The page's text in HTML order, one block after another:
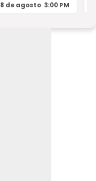
8 de agosto 3:00 PM